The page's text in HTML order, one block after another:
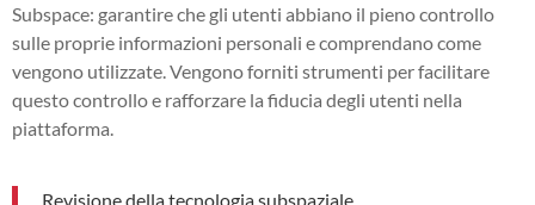
Subspace: garantire che gli utenti abbiano il pieno controllo
sulle proprie informazioni personali e comprendano come
vengono utilizzate. Vengono forniti strumenti per facilitare
questo controllo e rafforzare la fiducia degli utenti nella
piattaforma.
Revisione della tecnologia subspaziale